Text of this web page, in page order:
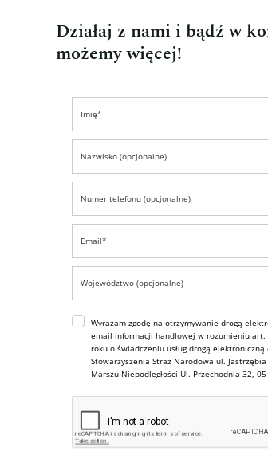
Działaj z nami i bądź w
możemy więcej!
Wyrażam zgodę na otrzymywanie drogą
email informacji handlowej w rozumieniu
roku o świadczeniu usług drogą
Stowarzyszenia Straż Narodowa ul.
Marszu Niepodległości Ul. Przechodnia 32,